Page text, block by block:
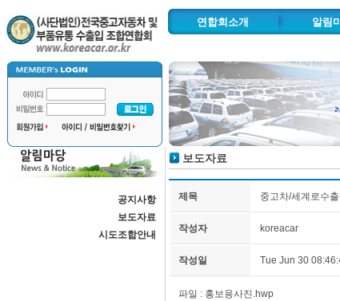
연합회소개
연혁 및 주요사업
추진사업
조직도
협력기관
자동차수출물류단지
알림
보도
시도조
공지사항
보도자료
시도조합안내
보도자료
제목 중고차/세계로수
작성자 koreacar
작성일 Tue Jun 30
파일 : 홍보용사진.hwp